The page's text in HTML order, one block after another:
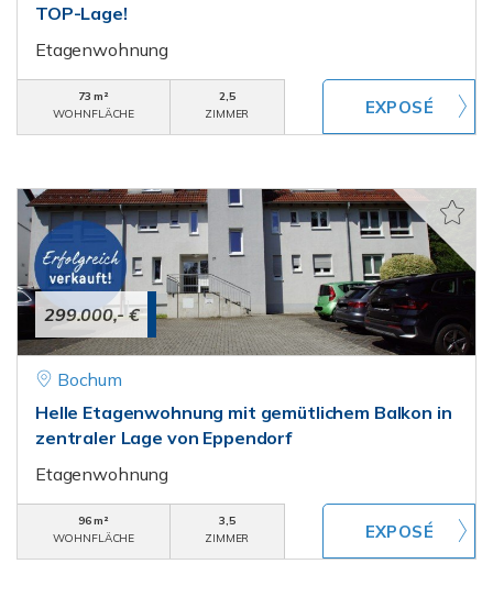
TOP-Lage!
Etagenwohnung
73 m²
WOHNFLÄCHE
2,5
ZIMMER
299.000,- €
Bochum
Helle Etagenwohnung mit gemütlichem Balkon in
zentraler Lage von Eppendorf
Etagenwohnung
96 m²
WOHNFLÄCHE
3,5
ZIMMER